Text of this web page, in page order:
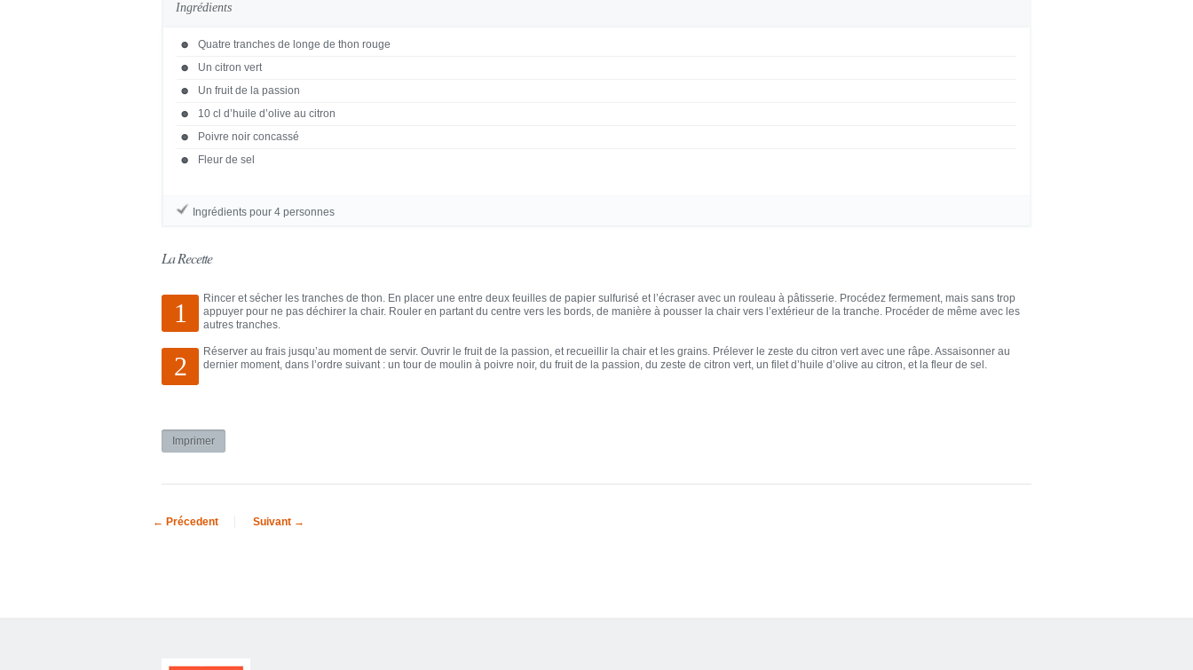
Ingrédients
Quatre tranches de longe de thon rouge
Un citron vert
Un fruit de la passion
10 cl d’huile d’olive au citron
Poivre noir concassé
Fleur de sel
Ingrédients pour 4 personnes
La Recette
1
Rincer et sécher les tranches de thon. En placer une entre deux feuilles de papier sulfurisé et l’écraser avec un rouleau à pâtisserie. Procédez fermement, mais sans trop
appuyer pour ne pas déchirer la chair. Rouler en partant du centre vers les bords, de manière à pousser la chair vers l’extérieur de la tranche. Procéder de même avec les
autres tranches.
2
Réserver au frais jusqu’au moment de servir. Ouvrir le fruit de la passion, et recueillir la chair et les grains. Prélever le zeste du citron vert avec une râpe. Assaisonner au
dernier moment, dans l’ordre suivant : un tour de moulin à poivre noir, du fruit de la passion, du zeste de citron vert, un filet d’huile d’olive au citron, et la fleur de sel.
← Précedent Suivant →